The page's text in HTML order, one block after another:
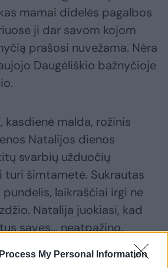
My Personal Information
mamai didelės pagalbos
ji dar savom kojom
prašosi nuvežama. Nėra
Daugėliškio bažnyčioje
kasdienė malda, rožinis
Natalijos dienos
svarbių užduočių
turi šimtametė. Sukrautas
laikraščiai irgi ne
Natalija juokiasi, kad
savęs... neatpažino.